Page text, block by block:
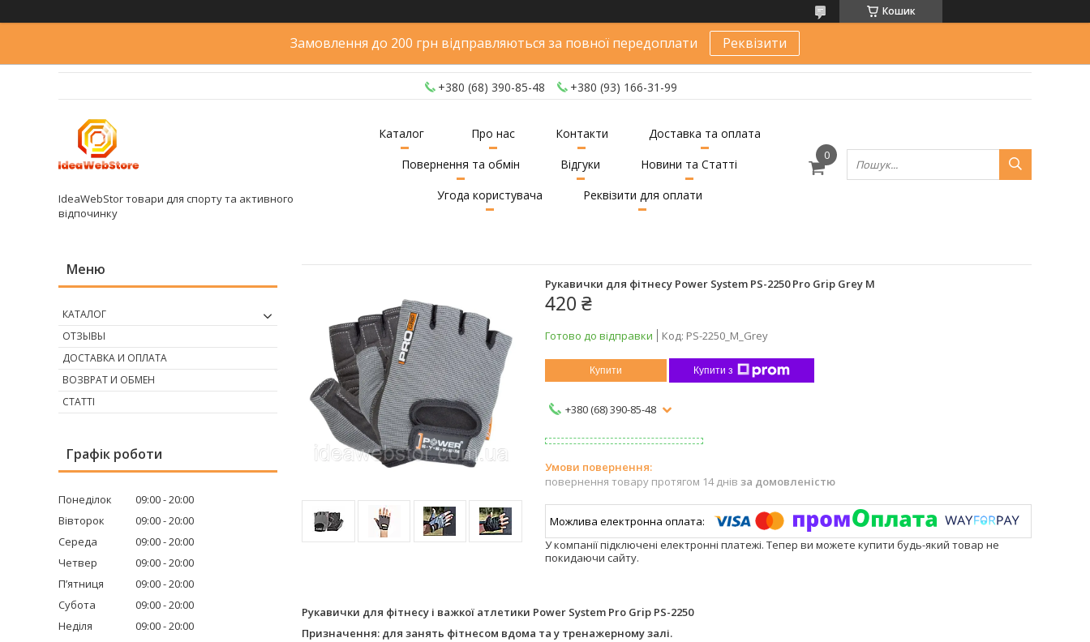
Кошик
Замовлення до 200 грн відправляються за повної передоплати Реквізити
+380 (68) 390-85-48 +380 (93) 166-31-99
IdeaWebStor товари для спорту та активного
відпочинку
Каталог Про нас Контакти
Доставка та оплата
Повернення та обмін
Відгуки
Новини та Статті
Угода користувача
Реквізити для оплати
Рукавички для фітнесу Power System PS-2250 Pro Grip Grey M
420 ₴
Готово до відправки Код: PS-2250_M_Grey
Купити Купити з
+380 (68) 390-85-48
повернення товару протягом 14 днів за домовленістю
У компанії підключені електронні платежі. Тепер ви можете купити будь-який товар не
покидаючи сайту.
Рукавички для фітнесу і важкої атлетики Power System Pro Grip PS-2250
Призначення: для занять фітнесом вдома та у тренажерному залі.
КАТАЛОГ
ОТЗЫВЫ
ДОСТАВКА И ОПЛАТА
ВОЗВРАТ И ОБМЕН
СТАТТІ
Графік роботи
Понеділок 09:00 20:00
Вівторок
09:00 20:00
Середа
09:00 20:00
Четвер
09:00 20:00
Пʼятниця
09:00 20:00
Субота
09:00 20:00
Неділя
09:00 20:00